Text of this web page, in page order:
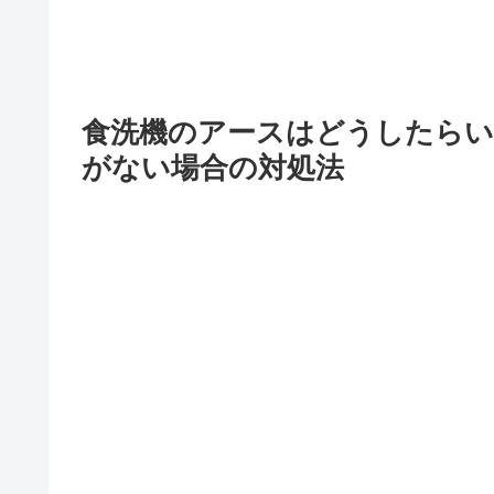
食洗機のアースはどうしたら
がない場合の対処法